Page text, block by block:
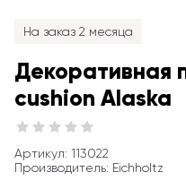
На заказ 2 месяца
Декоративная
cushion Alaska
Артикул: 113022
Производитель: Eichholtz